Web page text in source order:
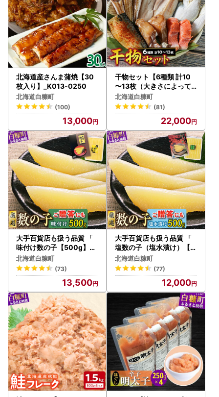
北海道産さんま蒲焼【30
枚入り】_K013-0250
北海道白糠町
(100)
13,000
干物セット【6種類 計10
〜13枚（大きさによって
数が異なります）】_I022
-0839
北海道白糠町
(81)
22,000
大手百貨店も扱う品質 「
味付け数の子【500g】」
_T013-0139
北海道白糠町
(73)
13,500
大手百貨店も扱う品質 「
塩数の子（塩水漬け）【5
00g】」_T012-0132
北海道白糠町
(77)
12,000